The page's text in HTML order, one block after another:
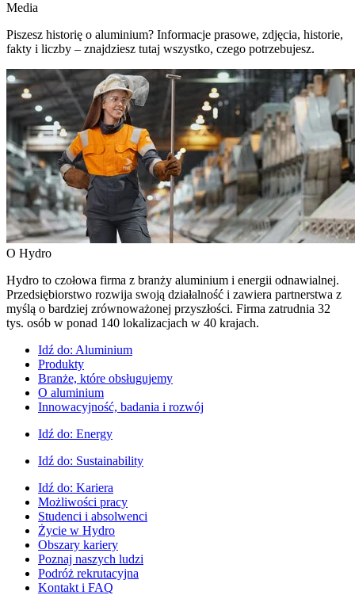
Media
Piszesz historię o aluminium? Informacje prasowe, zdjęcia, historie,
fakty i liczby – znajdziesz tutaj wszystko, czego potrzebujesz.
O Hydro
Hydro to czołowa firma z branży aluminium i energii odnawialnej.
Przedsiębiorstwo rozwija swoją działalność i zawiera partnerstwa z
myślą o bardziej zrównoważonej przyszłości. Firma zatrudnia 32
tys. osób w ponad 140 lokalizacjach w 40 krajach.
Idź do: Aluminium
Produkty
Branże, które obsługujemy
O aluminium
Innowacyjność, badania i rozwój
Idź do: Energy
Idź do: Sustainability
Idź do: Kariera
Możliwości pracy
Studenci i absolwenci
Życie w Hydro
Obszary kariery
Poznaj naszych ludzi
Podróż rekrutacyjna
Kontakt i FAQ